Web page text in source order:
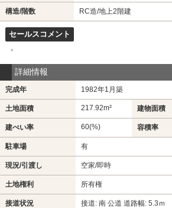
構造/階数 RC造/地上2階建
セールスコメント
-
詳細情報
完成年 1982年1月築
土地面積 217.92m² 建物面積
建ぺい率 60(%) 容積率
駐車場 有
現況/引渡し 空家/即時
土地権利 所有権
接道状況 接道: 南 公道 道路幅: 5.3ｍ